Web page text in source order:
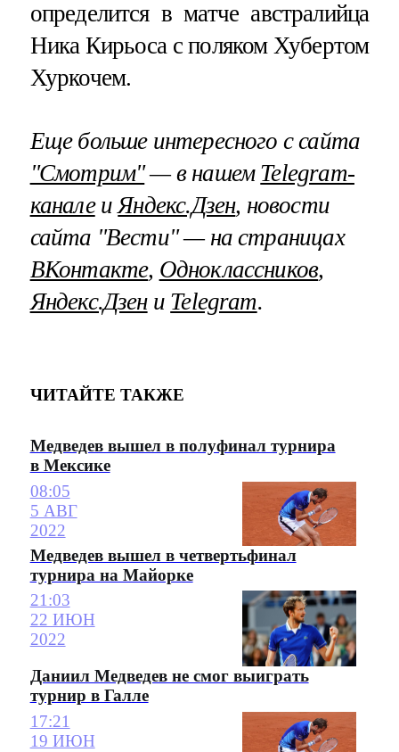
определится в матче австралийца
Ника Кирьоса с поляком Хубертом
Хуркочем.
Еще больше интересного с сайта
"Смотрим"— в нашем Telegram-
каналеиЯндекс.Дзен, новости
сайта "Вести" — на страницах
ВКонтакте, Одноклассников,
Яндекс.Дзени Telegram.
ЧИТАЙТЕ ТАКЖЕ
Медведев вышел в полуфинал турнира
в Мексике
08:05
5 АВГ
2022
Медведев вышел в четвертьфинал
турнира на Майорке
21:03
22 ИЮН
2022
Даниил Медведев не смог выиграть
турнир в Галле
17:21
19 ИЮН